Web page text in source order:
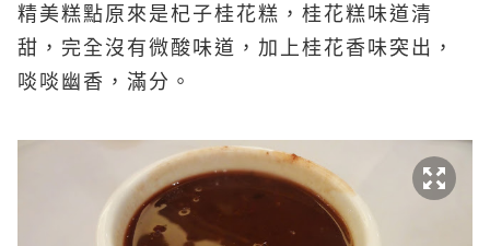
精美糕點原來是杞子桂花糕，桂花糕味道清
甜，完全沒有微酸味道，加上桂花香味突出，
啖啖幽香，滿分。